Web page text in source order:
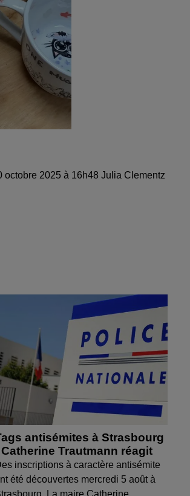
octobre 2025 à 16h48 Julia Clementz
antisémites à Strasbourg
Catherine Trautmann réagit
inscriptions à caractère antisémite
été découvertes mercredi 5 août à
La maire Catherine